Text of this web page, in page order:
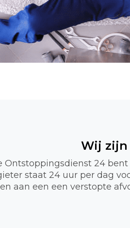
Wij zijn
Ontstoppingsdienst 24
staat 24 uur per dag
aan een een verstopte